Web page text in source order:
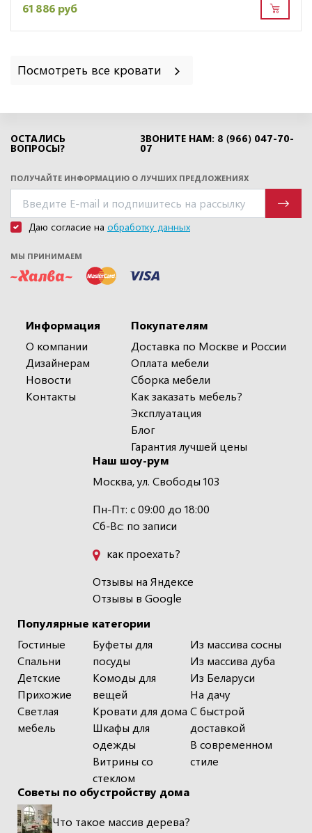
61 886 руб
Посмотреть все кровати
ОСТАЛИСЬ
ВОПРОСЫ?
ЗВОНИТЕ НАМ: 8 (966) 047-70-
07
ПОЛУЧАЙТЕ ИНФОРМАЦИЮ О ЛУЧШИХ ПРЕДЛОЖЕНИЯХ
Даю согласие на обработку данных
МЫ ПРИНИМАЕМ
Информация
О компании
Дизайнерам
Новости
Контакты
Популярные категории
Гостиные
Спальни
Детские
Прихожие
Светлая
мебель
Буфеты для
посуды
Комоды для
вещей
Кровати для дома
Шкафы для
одежды
Витрины со
стеклом
Из массива сосны
Из массива дуба
Из Беларуси
На дачу
С быстрой
доставкой
В современном
стиле
Покупателям
Доставка по Москве и России
Оплата мебели
Сборка мебели
Как заказать мебель?
Эксплуатация
Блог
Гарантия лучшей цены
Наш шоу-рум
Москва, ул. Свободы 103
Пн-Пт: с 09:00 до 18:00
Сб-Вс: по записи
как проехать?
Отзывы на Яндексе
Отзывы в Google
Советы по обустройству дома
Что такое массив дерева?